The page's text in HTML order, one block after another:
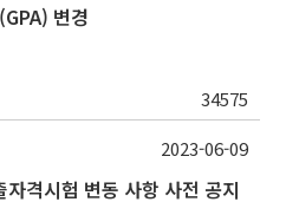
변경
34575
격시험 변동 사항 사전 공지
2023-06-09